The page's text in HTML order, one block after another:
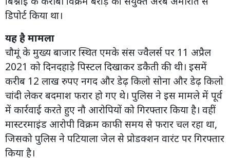
डिपोर्ट किया था।
यह है मामला
चौमूं के मुख्य बाजार स्थित एमके संस ज्वैलर्स पर 11 अप्रैल
2021 को दिनदहाड़े पिस्टल दिखाकर डकैती की थी। इसमें
करीब 12 लाख रुपए नगद और डेढ़ किलो सोना और डेढ़ किलो
चांदी लेकर बदमाश फरार हो गए थे। पुलिस ने इस मामले में पूर्व
में कार्रवाई करते हुए नौ आरोपियों को गिरफ्तार किया है। वहीं
मास्टरमाइंड आरोपी विक्रम काफी समय से फरार चल रहा था,
जिसको पुलिस ने पटियाला जेल से प्रोडक्शन वारंट पर गिरफ्तार
किया है।